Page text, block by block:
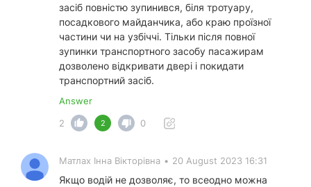
засіб повністю зупинився, біля тротуару,
посадкового майданчика, або краю проїзної
частини чи на узбіччі. Тільки після повної
зупинки транспортного засобу пасажирам
дозволено відкривати двері і покидати
транспортний засіб.
Answer
2
2 0
Матлах Інна Вікторівна • 20 August 2023 16:31
Якщо водій не дозволяє, то всеодно можна